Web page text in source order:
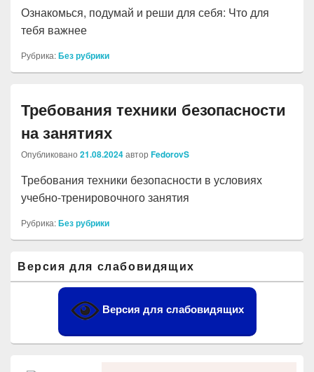
Ознакомься, подумай и реши для себя: Что для
тебя важнее
Рубрика:Без рубрики
Требования техники безопасности
на занятиях
Опубликовано 21.08.2024автор FedorovS
Требования техники безопасности в условиях
учебно-тренировочного занятия
Рубрика:Без рубрики
основной
боковой
Версия для слабовидящих
Версия для слабовидящих